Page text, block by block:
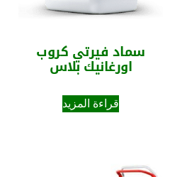
سماد فيرتي كروب
اورغانيك بلاس
قراءة المزيد